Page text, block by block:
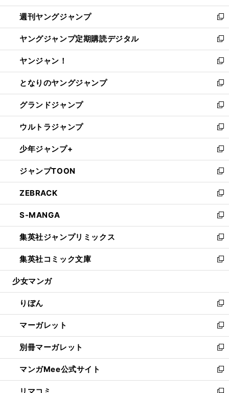
開
く
ウ
で
開
く
ン
ド
ウ
で
開
く
ウ
ィ
ン
ド
ウ
で
開
く
週刊ヤングジャンプ
新
し
い
ウ
ィ
ン
ド
ウ
で
開
く
ヤングジャンプ定期購読デジタル
新
し
い
ウ
ィ
ン
ド
ウ
で
開
く
ヤンジャン！
新
し
い
ウ
ィ
ン
ド
ウ
で
開
く
となりのヤングジャンプ
新
し
い
ウ
ィ
ン
ド
ウ
で
開
く
グランドジャンプ
新
し
い
ウ
ィ
ン
ド
ウ
で
開
く
ウルトラジャンプ
新
し
い
ウ
ィ
ン
ド
ウ
で
開
く
少年ジャンプ+
新
し
い
ウ
ィ
ン
ド
ウ
で
開
く
ジャンプTOON
新
し
い
ウ
ィ
ン
ド
ウ
で
開
ZEBRACK
新
し
い
ウ
ィ
ン
ド
ウ
開
く
S-MANGA
新
し
い
ウ
ィ
ン
ウ
で
開
く
集英社ジャンプリミックス
新
し
い
ウ
ン
ド
ウ
で
開
く
集英社コミック文庫
新
し
ウ
ィ
ン
ド
ウ
で
開
く
少女マンガ
りぼん
新
し
い
ウ
ィ
ン
ド
ウ
マーガレット
新
し
い
ウ
ィ
ン
別冊マーガレット
新
し
い
ウ
マンガMee公式サイト
新
し